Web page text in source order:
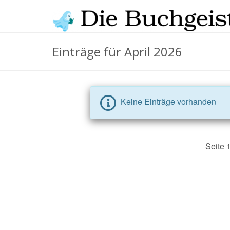
to
main
Die
Buchgeister
Einträge für April 2026
Keine Einträge vorhanden
Seite